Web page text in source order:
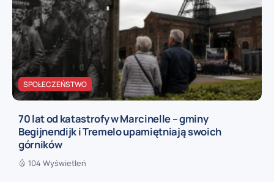
SPOŁECZEŃSTWO
70 lat od katastrofy w Marcinelle – gminy
Begijnendijk i Tremelo upamiętniają swoich
górników
104 Wyświetleń